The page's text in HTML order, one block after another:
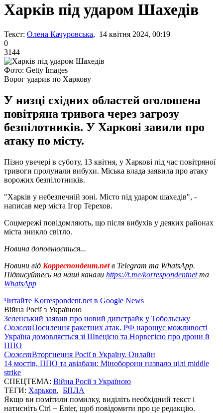
Харків під ударом Шахедів
Текст: Олена Качуровська, 14 квітня 2024, 00:19
0
3144
Фото: Getty Images
Ворог ударив по Харкову
У низці східних областей оголошена
повітряна тривога через загрозу
безпілотників. У Харкові завили про
атаку по місту.
Пізно увечері в суботу, 13 квітня, у Харкові під час повітряної
тривоги пролунали вибухи. Міська влада заявила про атаку
ворожих безпілотників.
"Харків у небезпечній зоні. Місто під ударом шахедів", -
написав мер міста Ігор Терехов.
Соцмережі повідомляють, що після вибухів у деяких районах
міста зникло світло.
Новина доповнюється...
Новини від Корреспондент.netв Telegram та WhatsApp.
Підписуйтесь на наші канали https://t.me/korrespondentnetта
WhatsApp
Читайте Korrespondent.net в Google News
Війна Росії з Україною
Зеленський заявив про новий дипстрайк у Тобольську
СюжетПосилення ракетних атак. РФ нарощує можливості
Україна домовляється зі Швецією та Норвегією про дрони й
ППО
СюжетВторгнення Росії в Україну. Онлайн
14 мостів, ППО та авіабази: Міноборони назвало цілі middle
strike
СПЕЦТЕМА: Війна Росії з Україною
ТЕГИ: Харьков, БПЛА
Якщо ви помітили помилку, виділіть необхідний текст і
натисніть Ctrl + Enter, щоб повідомити про це редакцію.